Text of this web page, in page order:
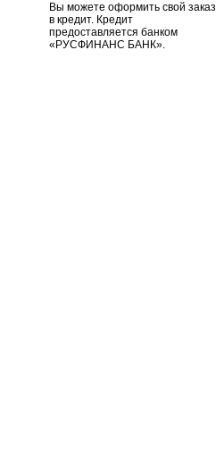
Вы можете оформить свой заказ
в кредит. Кредит
предоставляется банком
«РУСФИНАНС БАНК».